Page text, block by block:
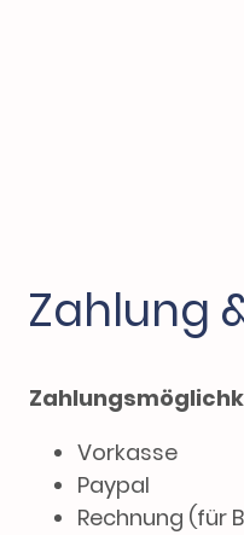
Zahlung
Vorkasse
Paypal
Rechnung (für